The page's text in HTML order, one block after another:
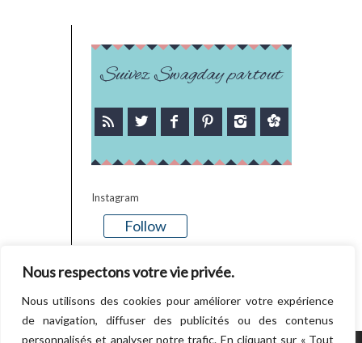
Nous respectons votre vie privée.
Nous utilisons des cookies pour améliorer votre expérience
de navigation, diffuser des publicités ou des contenus
personnalisés et analyser notre trafic. En cliquant sur « Tout
Suivez Swagday partout
Instagram
Follow